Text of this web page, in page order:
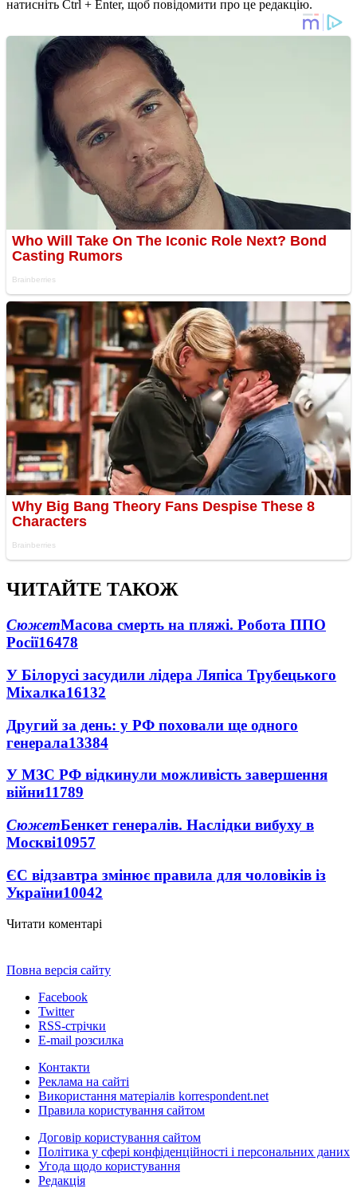
натисніть Ctrl + Enter, щоб повідомити про це редакцію.
ЧИТАЙТЕ ТАКОЖ
СюжетМасова смерть на пляжі. Робота ППО
Росії16478
У Білорусі засудили лідера Ляпіса Трубецького
Міхалка16132
Другий за день: у РФ поховали ще одного
генерала13384
У МЗС РФ відкинули можливість завершення
війни11789
СюжетБенкет генералів. Наслідки вибуху в
Москві10957
ЄС відзавтра змінює правила для чоловіків із
України10042
Читати коментарі
Повна версія сайту
Facebook
Twitter
RSS-стрічки
E-mail розсилка
Контакти
Реклама на сайті
Використання матеріалів korrespondent.net
Правила користування сайтом
Договір користування сайтом
Політика у сфері конфіденційності і персональних даних
Угода щодо користування
Редакція